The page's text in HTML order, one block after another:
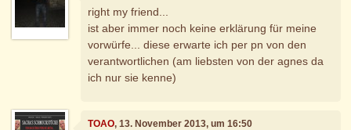
right my friend...
ist aber immer noch keine erklärung für meine
vorwürfe... diese erwarte ich per pn von den
verantwortlichen (am liebsten von der agnes da
ich nur sie kenne)
TOAO, 13. November 2013, um 16:50